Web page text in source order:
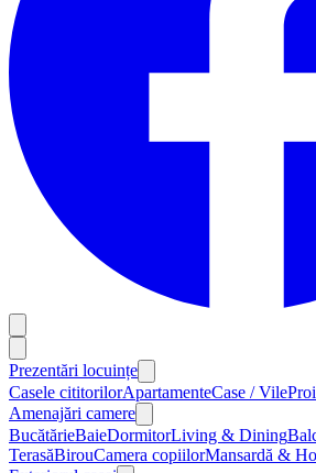
Prezentări locuințe
Casele cititorilorApartamenteCase / Vile
Amenajări camere
BucătărieBaieDormitorLiving & Dining
TerasăBirouCamera copiilorMansardă &